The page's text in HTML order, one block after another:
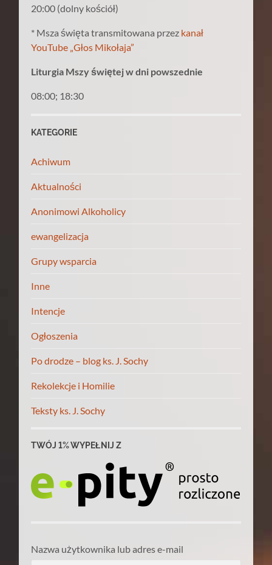
20:00 (dolny kościół)
* Msza święta transmitowana przez kanał
YouTube „Głos Mikołaja”
Liturgia Mszy świętej w dni powszednie
08:00; 18:30
KATEGORIE
Achiwum
Aktualności
Anonimowi Alkoholicy
ewangelizacja
Grupy wsparcia
Inne
Intencje
Ogłoszenia
Po drodze – blog ks. J. Sochy
Rekolekcje i Homilie
Teksty ks. J. Sochy
TWÓJ 1% WYPEŁNIJ Z
Nazwa użytkownika lub adres e-mail